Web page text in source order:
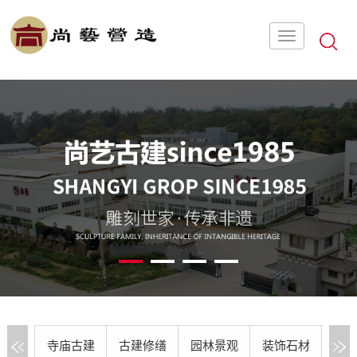
1 3
寺庙古建 古建修缮 园林景观 装饰石材